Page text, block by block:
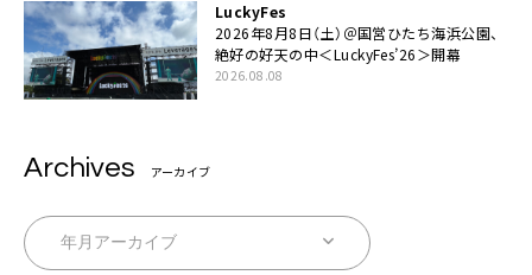
LuckyFes
2026年8月8日（土）＠国営ひたち海浜公園、
絶好の好天の中＜LuckyFes’26＞開幕
2026.08.08
Archives アーカイブ